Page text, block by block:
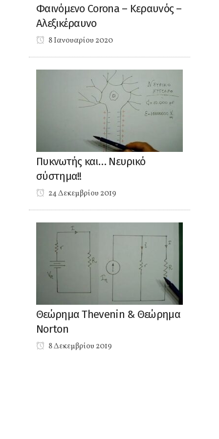
Φαινόμενο Corona – Κεραυνός –
Αλεξικέραυνο
8 Ιανουαρίου 2020
Πυκνωτής και… Νευρικό
σύστημα!!
24 Δεκεμβρίου 2019
Θεώρημα Thevenin & Θεώρημα
Norton
8 Δεκεμβρίου 2019